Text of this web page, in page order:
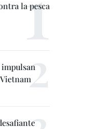
la pesca